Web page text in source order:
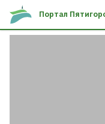
Портал